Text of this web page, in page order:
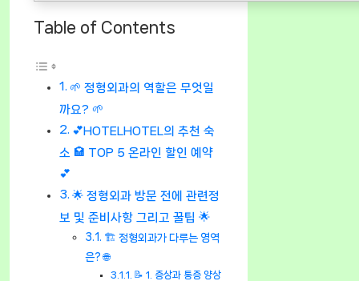
Table of Contents
🌱 정형외과의 역할은 무엇일
까요? 🌱
💕HOTELHOTEL의 추천 숙
소 🏩 TOP 5 온라인 할인 예약
💕
🌟 정형외과 방문 전에 관련정
보 및 준비사항 그리고 꿀팁 🌟
🏗 정형외과가 다루는 영역
은? 🌐
📝 1. 증상과 통증 양상